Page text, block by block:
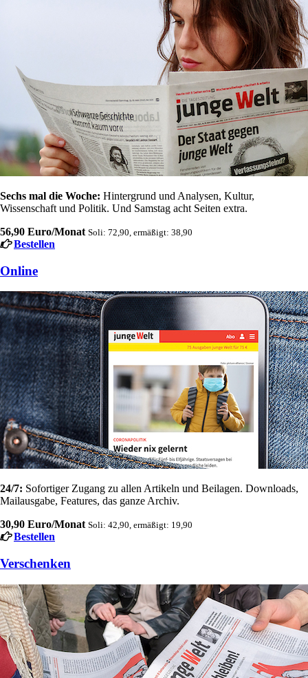
Sechs mal die Woche: Hintergrund und Analysen, Kultur,
Wissenschaft und Politik. Und Samstag acht Seiten extra.
56,90 Euro/Monat Soli: 72,90, ermäßigt: 38,90
Bestellen
Online
24/7: Sofortiger Zugang zu allen Artikeln und Beilagen. Downloads,
Mailausgabe, Features, das ganze Archiv.
30,90 Euro/Monat Soli: 42,90, ermäßigt: 19,90
Bestellen
Verschenken